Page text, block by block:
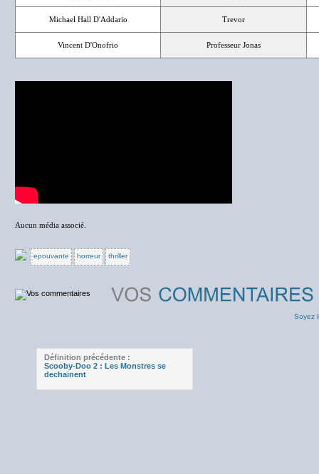
Michael Hall D'Addario Trevor
Vincent D'Onofrio Professeur Jonas
Aucun média associé.
epouvante horreur thriller
Soyez
Définition précédente :
Scooby-Doo 2 : Les Monstres se
dechainent